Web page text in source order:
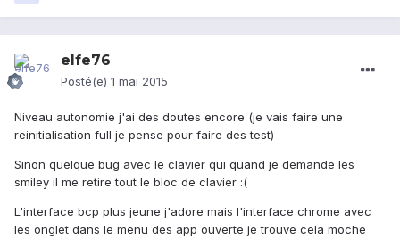
elfe76
Posté(e) 1 mai 2015
Niveau autonomie j'ai des doutes encore (je vais faire une
reinitialisation full je pense pour faire des test)
Sinon quelque bug avec le clavier qui quand je demande les
smiley il me retire tout le bloc de clavier :(
L'interface bcp plus jeune j'adore mais l'interface chrome avec
les onglet dans le menu des app ouverte je trouve cela moche